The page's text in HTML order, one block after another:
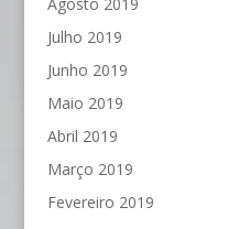
Agosto 2019
Julho 2019
Junho 2019
Maio 2019
Abril 2019
Março 2019
Fevereiro 2019